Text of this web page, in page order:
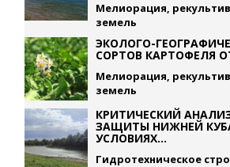
Мелиорация,
земель
ЭКОЛОГО-
СОРТОВ КАРТОФЕЛЯ
Мелиорация,
земель
КРИТИЧЕСКИЙ
ЗАЩИТЫ НИЖНЕЙ
УСЛОВИЯХ...
Гидротехническое